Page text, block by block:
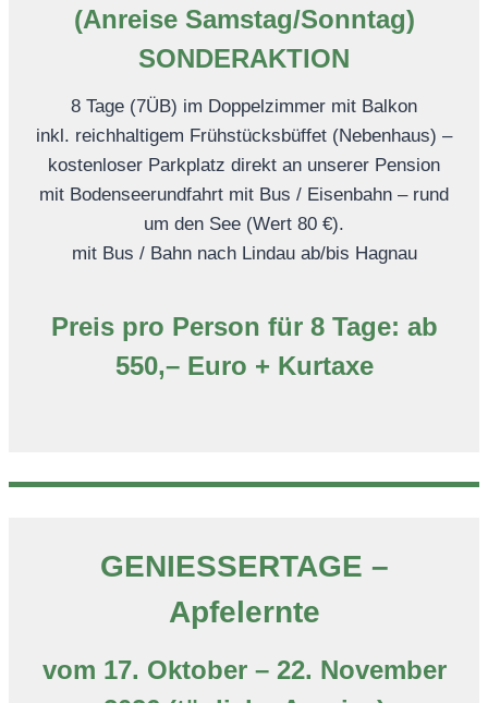
(Anreise Samstag/Sonntag)
SONDERAKTION
8 Tage (7ÜB) im Doppelzimmer mit Balkon
inkl. reichhaltigem Frühstücksbüffet (Nebenhaus) –
kostenloser Parkplatz direkt an unserer Pension
mit Bodenseerundfahrt mit Bus / Eisenbahn – rund
um den See (Wert 80 €).
mit Bus / Bahn nach Lindau ab/bis Hagnau
Preis pro Person für 8 Tage: ab
550,– Euro + Kurtaxe
GENIESSERTAGE –
Apfelernte
vom 17. Oktober – 22. November